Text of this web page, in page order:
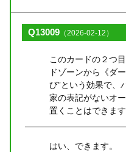
Q13009 （2026-02-12）
このカードの２つ
ドゾーンから《ダ
び”という効果で、
家の表記がないオ
置くことはできま
はい、できます。